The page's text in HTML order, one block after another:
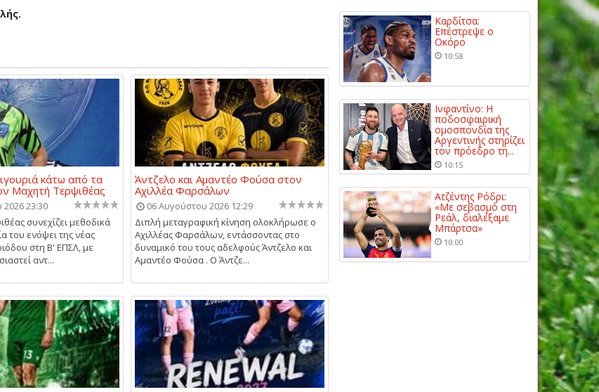
κάτω από τα
Μαχητή Τερψιθέας
23:30
συνεχίζει μεθοδικά
του ενόψει της νέας
στη Β' ΕΠΣΛ, με
αντ...
Άντζελο και Αμαντέο Φούσα στον
Αχιλλέα Φαρσάλων
06 Αυγούστου 2026 12:29
Διπλή μεταγραφική κίνηση ολοκλήρωσε ο
Αχιλλέας Φαρσάλων, εντάσσοντας στο
δυναμικό του τους αδελφούς Άντζελο και
Αμαντέο Φούσα . Ο Άντζε...
Καρδίτσα:
Επέστρεψε ο
Οκόρο
10:58
Ινφαντίνο: Η
ποδοσφαιρική
ομοσπονδία της
Αργεντινής στηρίζει
τον πρόεδρο τη...
10:15
Ατζέντης Ρόδρι:
«Με σεβασμό στη
Ρεάλ, διαλέξαμε
Μπάρτσα»
10:00